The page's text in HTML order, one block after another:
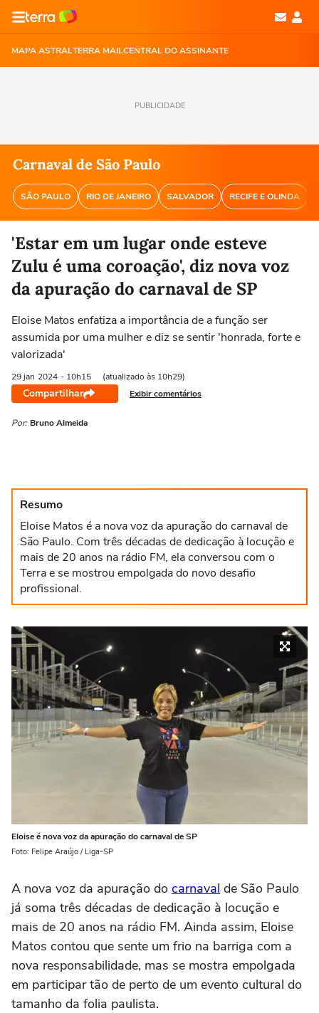
MAPA ASTRALTERRA MAILCENTRAL DO ASSINANTE
PUBLICIDADE
Carnaval de São Paulo
SÃO PAULO RIO DE JANEIRO SALVADOR RECIFE E OLINDA
'Estar em um lugar onde esteve
Zulu é uma coroação', diz nova voz
da apuração do carnaval de SP
Eloise Matos enfatiza a importância de a função ser
assumida por uma mulher e diz se sentir 'honrada, forte e
valorizada'
29 jan 2024 - 10h15 (atualizado às 10h29)
Compartilhar Exibir comentários
Por: Bruno Almeida
Resumo
Eloise Matos é a nova voz da apuração do carnaval de
São Paulo. Com três décadas de dedicação à locução e
mais de 20 anos na rádio FM, ela conversou com o
Terra e se mostrou empolgada do novo desafio
profissional.
Eloise é nova voz da apuração do carnaval de SP
Foto: Felipe Araújo / Liga-SP
A nova voz da apuração do carnaval de São Paulo
já soma três décadas de dedicação à locução e
mais de 20 anos na rádio FM. Ainda assim, Eloise
Matos contou que sente um frio na barriga com a
nova responsabilidade, mas se mostra empolgada
em participar tão de perto de um evento cultural do
tamanho da folia paulista.